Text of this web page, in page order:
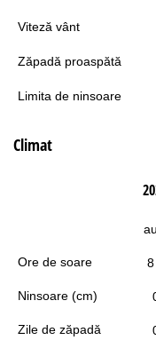
Viteză vânt
Zăpadă proaspătă
Limita de ninsoare
Climat
Ore de soare
Ninsoare (cm)
Zile de zăpadă
8